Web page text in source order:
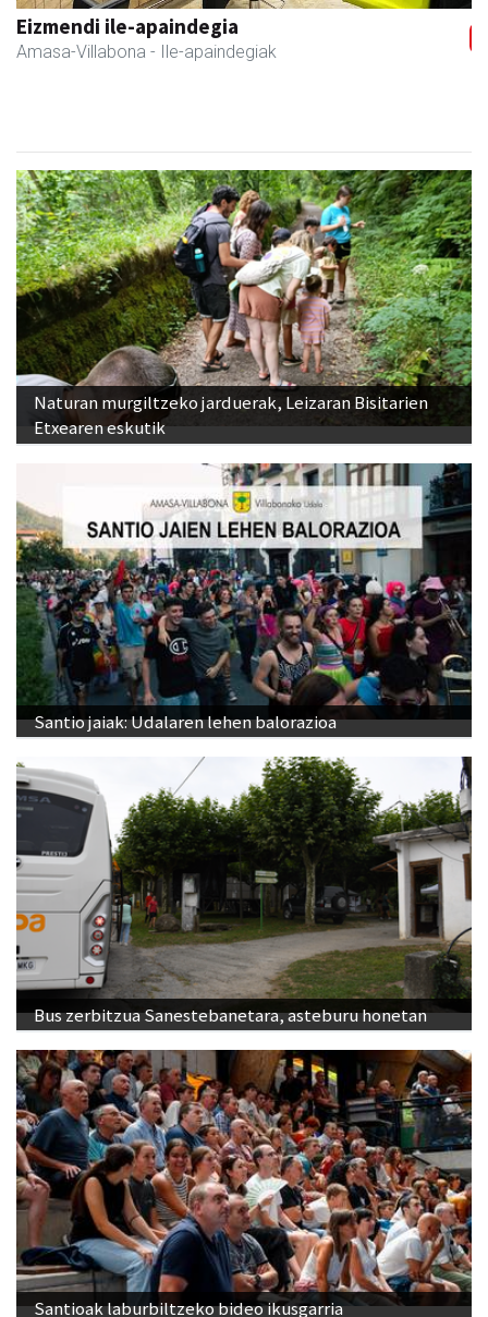
Eizmendi ile-apaindegia
Amasa-Villabona - Ile-apaindegiak
Naturan murgiltzeko jarduerak, Leizaran Bisitarien
Etxearen eskutik
Santio jaiak: Udalaren lehen balorazioa
Bus zerbitzua Sanestebanetara, asteburu honetan
Santioak laburbiltzeko bideo ikusgarria